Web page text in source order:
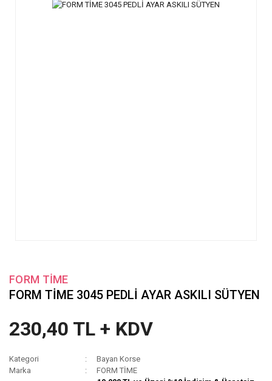
FORM TİME
FORM TİME 3045 PEDLİ AYAR ASKILI SÜTYEN
230,40 TL + KDV
Kategori
Bayan Korse
Marka
FORM TİME